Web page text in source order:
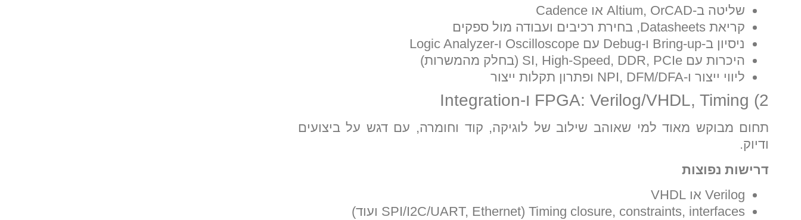
שליטה ב-Altium, OrCAD או Cadence
קריאת Datasheets, בחירת רכיבים ועבודה מול ספקים
ניסיון ב-Bring-up ו-Debug עם Oscilloscope ו-Logic Analyzer
היכרות עם SI, High-Speed, DDR, PCIe (בחלק מהמשרות)
ליווי ייצור ו-NPI, DFM/DFA ופתרון תקלות ייצור
2) FPGA: Verilog/VHDL, Timing ו-Integration
תחום מבוקש מאוד למי שאוהב שילוב של לוגיקה, קוד וחומרה, עם דגש על ביצועים
ודיוק.
דרישות נפוצות
Verilog או VHDL
Timing closure, constraints, interfaces (SPI/I2C/UART, Ethernet ועוד)